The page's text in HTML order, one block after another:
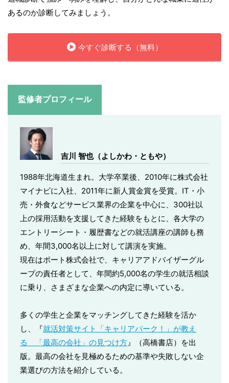
あるのか診断してみましょう。
今すぐ診断する（無料）
監修者プロフィール
吉川 智也（よしかわ・ともや）
1988年北海道生まれ。大学卒業後、2010年に株式会社
マイナビに入社、2011年に新人賞金賞を受賞。IT・小
売・外食などサービス業界の企業を中心に、300社以
上の採用活動を支援してきた経験をもとに、各大学の
エントリーシート・履歴書などの就活講座の講師も務
め、年間3,000名以上に対して講演を実施。
現在はポート株式会社で、キャリアアドバイザーグル
ープの責任者として、年間約5,000名の学生の就活相談
に乗り、さまざまな企業への内定に導いている。
多くの学生と企業をマッチングしてきた経験を活か
し、『就活対策サイト「キャリアパーク！」が教え
る 「最高の会社」の見つけ方 』（高橋書店）を出
版。最高の会社を見極めるための基準や失敗しない企
業選びの方法を紹介している。